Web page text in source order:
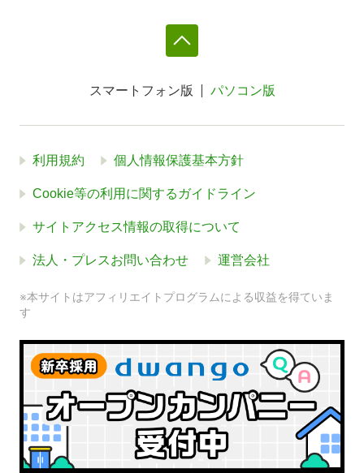
スマートフォン版 パソコン版
利用規約 個人情報保護基本方針
Cookie等の利用に関するガイドライン
サイトアクセス情報の取得について
法人・プレスお問い合わせ 運営会社
※本サイトはアフィリエイトプログラムによる収益を得ていま
す